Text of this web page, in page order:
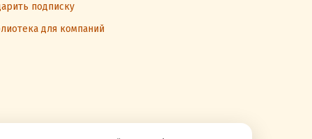
подписку
для компаний